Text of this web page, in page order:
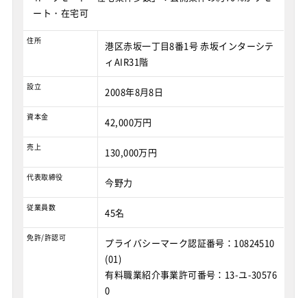
ート・在宅可
住所
港区赤坂一丁目8番1号 赤坂インターシテ
ィAIR31階
設立 2008年8月8日
資本金 42,000万円
売上 130,000万円
代表取締役 今野力
従業員数 45名
免許/許認可
プライバシーマーク認証番号：10824510
(01)
有料職業紹介事業許可番号：13-ユ-30576
0